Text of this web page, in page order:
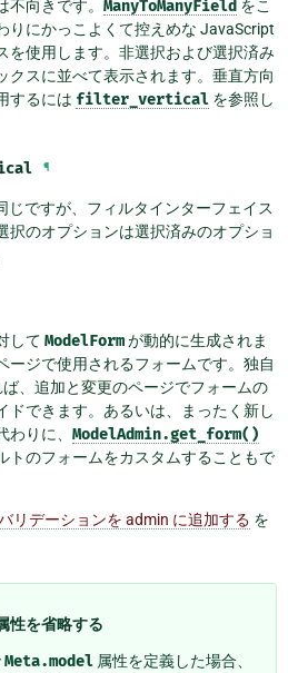
向きです。 ManyToManyField をこ
りにかっこよくて控えめな JavaScript
を使用します。非選択および選択済み
クスに並べて表示されます。垂直方向
するには filter_vertical を参照し
¶
じですが、フィルタインターフェイス
択のオプションは選択済みのオプショ
して ModelFormが動的に生成されま
ージで使用されるフォームです。独自
、追加と変更のページでフォームの
ドできます。あるいは、まったく新し
りに、 ModelAdmin.get_form()
トのフォームをカスタムすることもで
リデーションを admin に追加する を
性を省略する
Meta.model 属性を定義した場合、